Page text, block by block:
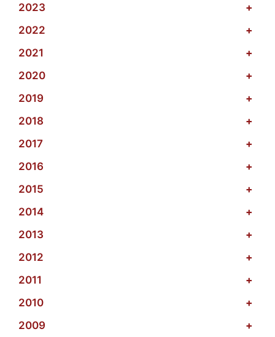
2023
+
2022
+
2021
+
2020
+
2019
+
2018
+
2017
+
2016
+
2015
+
2014
+
2013
+
2012
+
2011
+
2010
+
2009
+